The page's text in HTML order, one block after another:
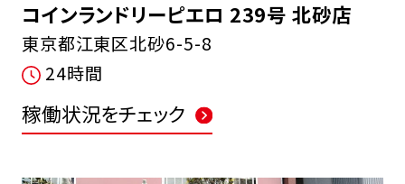
コインランドリーピエロ 239号 北砂店
東京都江東区北砂6-5-8
24時間
稼働状況をチェック